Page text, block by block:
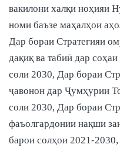
вакилони халқи ноҳияи
номи баъзе маҳалҳои
Дар бораи Стратегияи
дақиқ ва табиӣ дар
соли 2030, Дар бораи
ҷавонон дар Ҷумҳурии
соли 2030, Дар бораи
фаъолгардонии нақши
барои солҳои 2021-